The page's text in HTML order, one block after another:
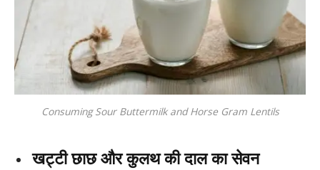
Consuming Sour Buttermilk and Horse Gram Lentils
खट्टी छाछ और कुलथ की दाल का सेवन